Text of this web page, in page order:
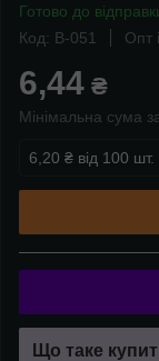
Готово до
Код: B-051
Опт
6,44 ₴
Мінімальна сума
6,20 ₴ від 100 шт.
Що таке